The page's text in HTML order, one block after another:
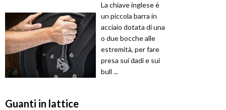
La chiave inglese è
un piccola barra in
acciaio dotata di una
o due bocche alle
estremità, per fare
presa sui dadi e sui
bull ...
Guanti in lattice